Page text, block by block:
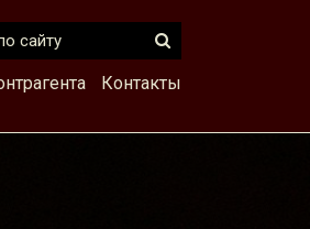
Контакты